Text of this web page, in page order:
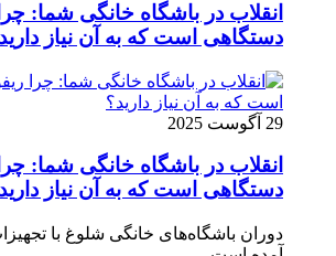
انقلاب در باشگاه خانگی شما:
دستگاهی است که به آن نیاز
29 آگوست 2025
انقلاب در باشگاه خانگی شما:
دستگاهی است که به آن نیاز
دوران باشگاه‌های خانگی شلوغ با